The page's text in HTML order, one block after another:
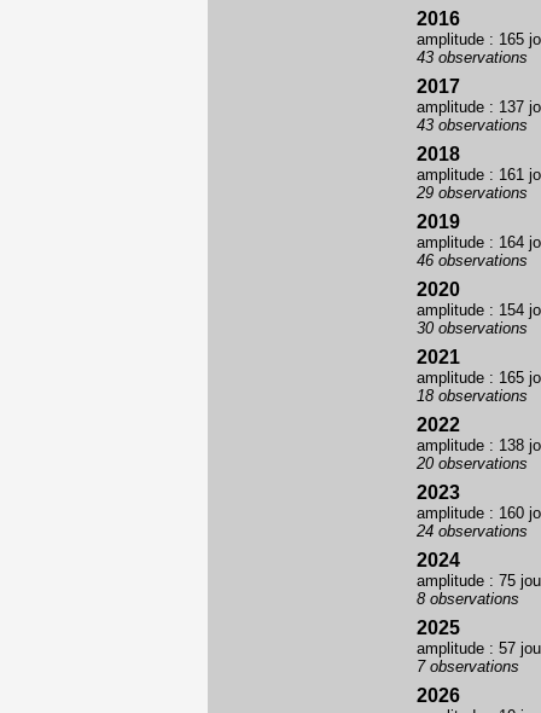
2016
amplitude : 165
43 observations
2017
amplitude : 137
43 observations
2018
amplitude : 161
29 observations
2019
amplitude : 164
46 observations
2020
amplitude : 154
30 observations
2021
amplitude : 165
18 observations
2022
amplitude : 138
20 observations
2023
amplitude : 160
24 observations
2024
amplitude : 75
8 observations
2025
amplitude : 57
7 observations
2026